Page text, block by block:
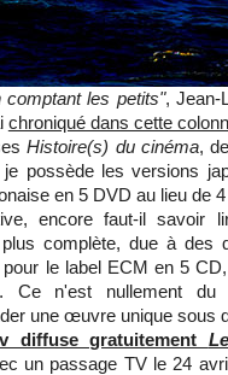
comptant les petits", Jean-
chroniqué dans cette
Histoire(s) du cinéma,
possède les versions
en 5 DVD au lieu de
encore faut-il
complète, due à des
le label ECM en 5
Ce n'est nullement
une œuvre unique sous
diffuse gratuitement
un passage TV le 24